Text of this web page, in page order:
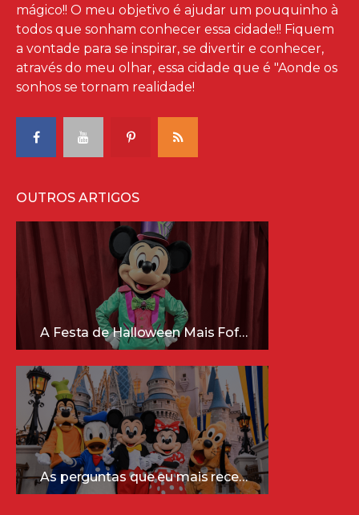
mágico!! O meu objetivo é ajudar um pouquinho à
todos que sonham conhecer essa cidade!! Fiquem
a vontade para se inspirar, se divertir e conhecer,
através do meu olhar, essa cidade que é "Aonde os
sonhos se tornam realidade!
OUTROS ARTIGOS
A Festa de Halloween Mais Fofa da Disney Está Chegando!
As perguntas que eu mais recebo sobre a Disney (e as respostas mais sinceras!)